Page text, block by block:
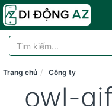
Trang chủ Công ty
owl-